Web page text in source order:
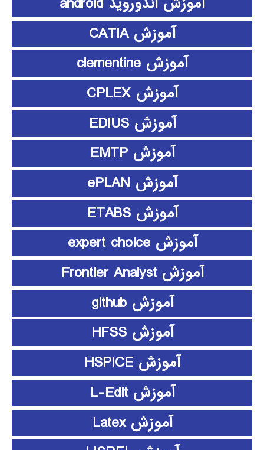
آموزش CATIA
آموزش clementine
آموزش CPLEX
آموزش EDIUS
آموزش EMTP
آموزش ePLAN
آموزش ETABS
آموزش expert choice
آموزش Frontier Analyst
آموزش github
آموزش HFSS
آموزش HSPICE
آموزش L-Edit
آموزش Latex